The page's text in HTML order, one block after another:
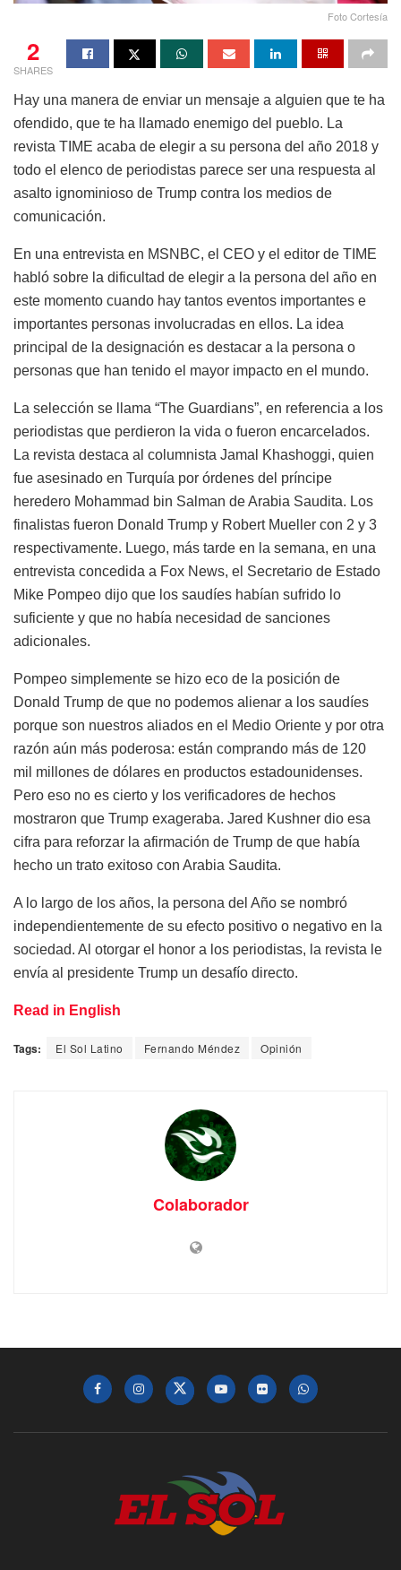
Foto Cortesía
2
SHARES
Hay una manera de enviar un mensaje a alguien que te ha
ofendido, que te ha llamado enemigo del pueblo. La
revista TIME acaba de elegir a su persona del año 2018 y
todo el elenco de periodistas parece ser una respuesta al
asalto ignominioso de Trump contra los medios de
comunicación.
En una entrevista en MSNBC, el CEO y el editor de TIME
habló sobre la dificultad de elegir a la persona del año en
este momento cuando hay tantos eventos importantes e
importantes personas involucradas en ellos. La idea
principal de la designación es destacar a la persona o
personas que han tenido el mayor impacto en el mundo.
La selección se llama “The Guardians”, en referencia a los
periodistas que perdieron la vida o fueron encarcelados.
La revista destaca al columnista Jamal Khashoggi, quien
fue asesinado en Turquía por órdenes del príncipe
heredero Mohammad bin Salman de Arabia Saudita. Los
finalistas fueron Donald Trump y Robert Mueller con 2 y 3
respectivamente. Luego, más tarde en la semana, en una
entrevista concedida a Fox News, el Secretario de Estado
Mike Pompeo dijo que los saudíes habían sufrido lo
suficiente y que no había necesidad de sanciones
adicionales.
Pompeo simplemente se hizo eco de la posición de
Donald Trump de que no podemos alienar a los saudíes
porque son nuestros aliados en el Medio Oriente y por otra
razón aún más poderosa: están comprando más de 120
mil millones de dólares en productos estadounidenses.
Pero eso no es cierto y los verificadores de hechos
mostraron que Trump exageraba. Jared Kushner dio esa
cifra para reforzar la afirmación de Trump de que había
hecho un trato exitoso con Arabia Saudita.
A lo largo de los años, la persona del Año se nombró
independientemente de su efecto positivo o negativo en la
sociedad. Al otorgar el honor a los periodistas, la revista le
envía al presidente Trump un desafío directo.
Read in English
Tags: El Sol Latino Fernando Méndez Opinión
Colaborador